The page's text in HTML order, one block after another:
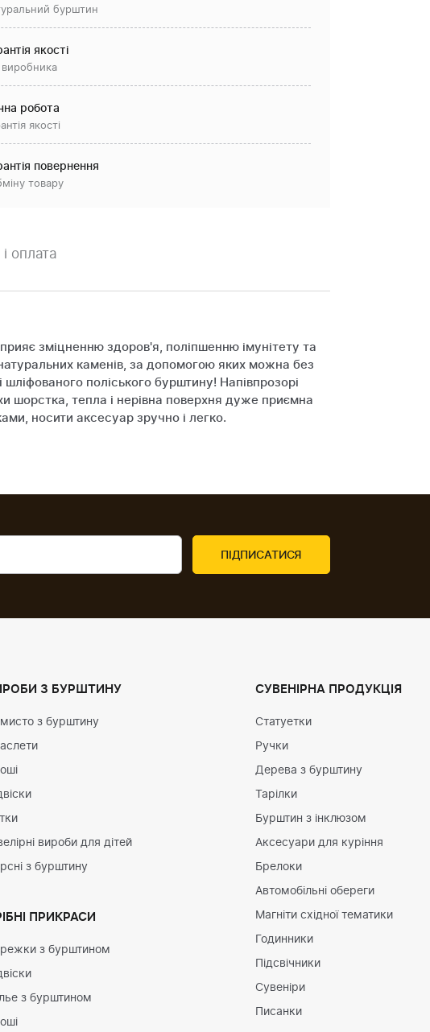
бурштин
якості
виробника
робота
якості
повернення
товару
оплата
зміцненню здоров'я, поліпшенню імунітету та
каменів, за допомогою яких можна без
поліського бурштину! Напівпрозорі
шорстка, тепла і нерівна поверхня дуже приємна
носити аксесуар зручно і легко.
З БУРШТИНУ
з бурштину
вироби для дітей
з бурштину
ПРИКРАСИ
з бурштином
з бурштином
СУВЕНІРНА ПРОДУКЦІЯ
Статуетки
Ручки
Дерева з бурштину
Тарілки
Бурштин з інклюзом
Аксесуари для куріння
Брелоки
Автомобільні обереги
Магніти східної тематики
Годинники
Підсвічники
Сувеніри
Писанки